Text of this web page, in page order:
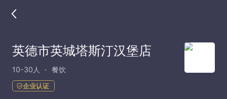
英德市英城塔斯汀汉堡店
10-30人 餐饮
企业认证